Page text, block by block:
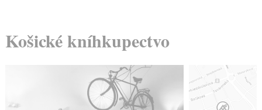
Košické kníhkupectvo